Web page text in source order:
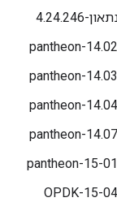
4.24.246
pantheon-
pantheon-
pantheon-
pantheon-
pantheon-15-
OPDK-15-